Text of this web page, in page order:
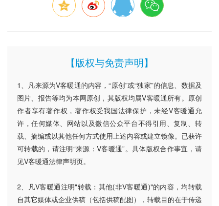
【版权与免责声明】
1、凡来源为V客暖通的内容，“原创”或“独家”的信息、数据及
图片、报告等均为本网原创，其版权均属V客暖通所有。原创
作者享有著作权，著作权受我国法律保护，未经V客暖通允
许，任何媒体、网站以及微信公众平台不得引用、复制、转
载、摘编或以其他任何方式使用上述内容或建立镜像。已获许
可转载的，请注明“来源：V客暖通”。具体版权合作事宜，请
见V客暖通法律声明页。
2、凡V客暖通注明"转载：其他(非V客暖通)"的内容，均转载
自其它媒体或企业供稿（包括供稿配图），转载目的在于传递